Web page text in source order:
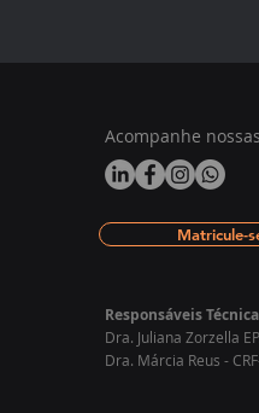
Acompanhe
Matricule-
Responsáveis
Dra. Juliana Zorzella
Dra. Márcia Reus -